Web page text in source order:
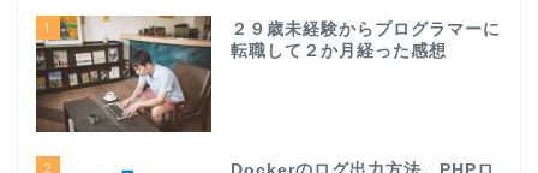
1
２９歳未経験からプログラマーに
転職して２か月経った感想
2